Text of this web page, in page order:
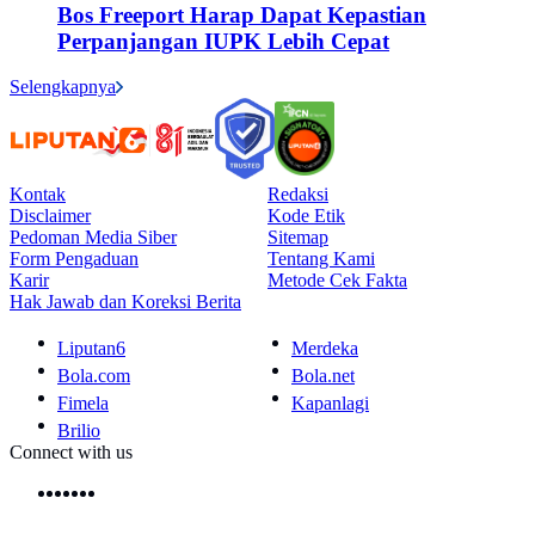
Bos Freeport Harap Dapat Kepastian
Perpanjangan IUPK Lebih Cepat
Selengkapnya
Kontak
Redaksi
Disclaimer
Kode Etik
Pedoman Media Siber
Sitemap
Form Pengaduan
Tentang Kami
Karir
Metode Cek Fakta
Hak Jawab dan Koreksi Berita
Liputan6
Merdeka
Bola.com
Bola.net
Fimela
Kapanlagi
Brilio
Connect with us